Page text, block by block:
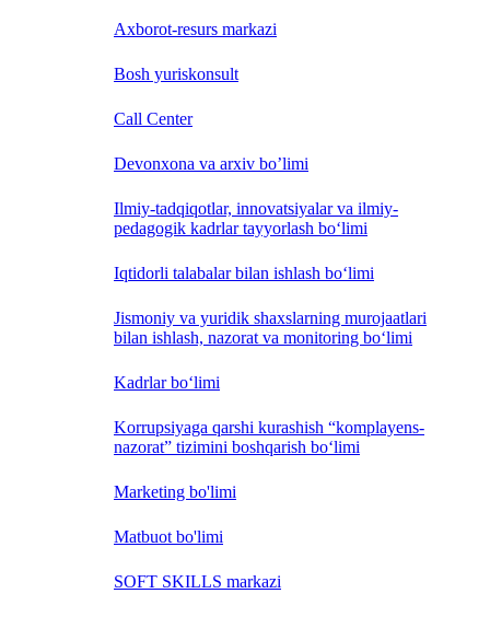
Axborot-resurs markazi
Bosh yuriskonsult
Call Center
Devonxona va arxiv bo’limi
Ilmiy-tadqiqotlar, innovatsiyalar va ilmiy-
pedagogik kadrlar tayyorlash bo‘limi
Iqtidorli talabalar bilan ishlash bo‘limi
Jismoniy va yuridik shaxslarning murojaatlari
bilan ishlash, nazorat va monitoring bo‘limi
Kadrlar bo‘limi
Korrupsiyaga qarshi kurashish “komplayens-
nazorat” tizimini boshqarish bo‘limi
Marketing bo'limi
Matbuot bo'limi
SOFT SKILLS markazi